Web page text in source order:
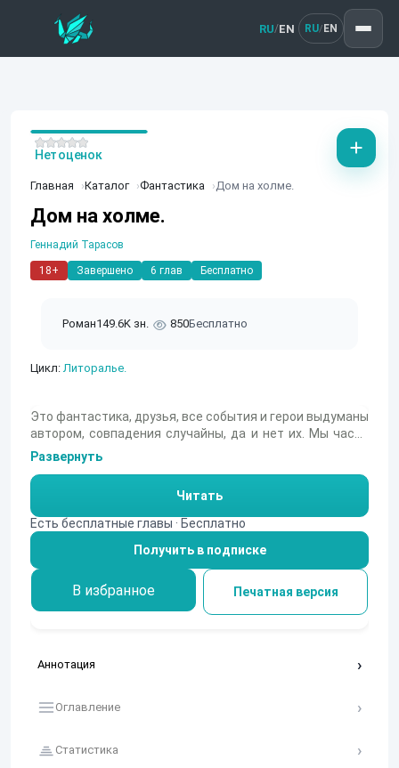
RU/EN RU/ EN
Главная Каталог Фантастика Дом на холме.
Дом на холме.
Геннадий Тарасов
18+ Завершено 6 глав Бесплатно
Роман149.6K зн. 850Бесплатно
Цикл: Литоралье.
Нет оценок
Это фантастика, друзья, все события и герои выдуманы
автором, совпадения случайны, да и нет их. Мы часто
не замечаем, как неведомое прорастает сквозь
повседневность, но чаще всего именно так и
происходит. Что делать? Кому-то приходится
разбираться. В нашем случае до истины пытается
докопаться молодой офицер и штурман наведения
капитан Таганцев, не подозревая, куда заведет его
Развернуть
Читать
Есть бесплатные главы · Бесплатно
Получить в подписке
В избранное Печатная версия
Аннотация
Оглавление
Статистика